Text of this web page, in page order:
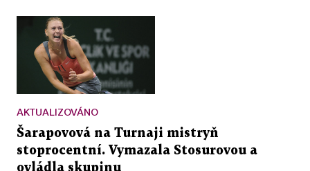
AKTUALIZOVÁNO
Šarapovová na Turnaji mistryň
stoprocentní. Vymazala Stosurovou a
ovládla skupinu